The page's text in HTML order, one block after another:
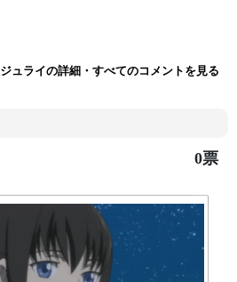
ジュライの詳細・すべてのコメントを見る
0票